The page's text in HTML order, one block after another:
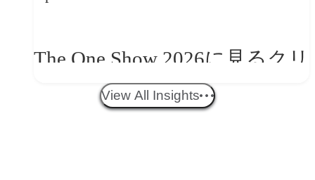
The One Show 2026に見るクリ
エイティブトレンド──社会
View All Insights